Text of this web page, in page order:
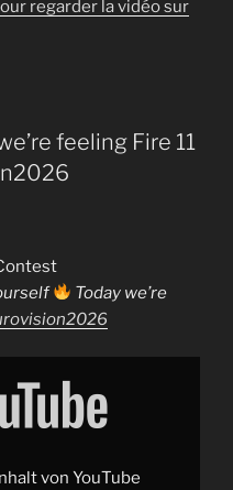
regarder la vidéo sur
feeling Fire 11
Today we’re
von YouTube